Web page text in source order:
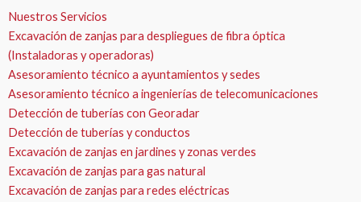
Nuestros Servicios
Excavación de zanjas para despliegues de fibra óptica
(Instaladoras y operadoras)
Asesoramiento técnico a ayuntamientos y sedes
Asesoramiento técnico a ingenierías de telecomunicaciones
Detección de tuberías con Georadar
Detección de tuberías y conductos
Excavación de zanjas en jardines y zonas verdes
Excavación de zanjas para gas natural
Excavación de zanjas para redes eléctricas